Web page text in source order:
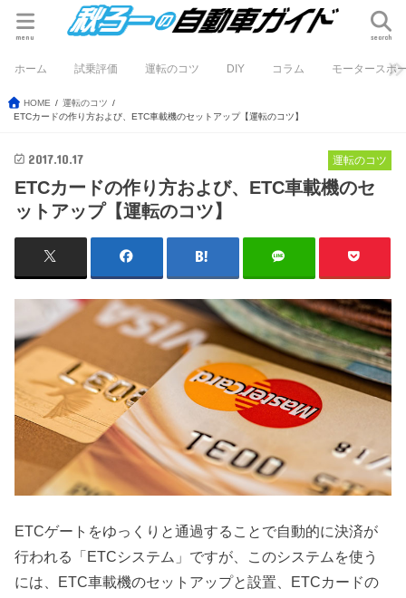
search
menu
ホーム 試乗評価 運転のコツ DIY コラム モータースポ
HOME
運転のコツ
ETCカードの作り方および、ETC車載機のセットアップ【運転のコツ】
運転のコツ
2017.10.17
ETCカードの作り方および、ETC車載機のセ
ットアップ【運転のコツ】
ETCゲートをゆっくりと通過することで自動的に決済が
行われる「ETCシステム」ですが、このシステムを使う
には、ETC車載機のセットアップと設置、ETCカードの